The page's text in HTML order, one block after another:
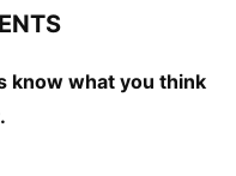
know what you think